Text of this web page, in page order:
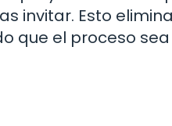
invitar. Esto
que el proceso